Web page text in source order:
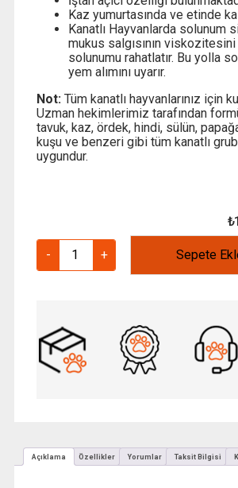
Kaz yumurtasında ve etinde
Kanatlı Hayvanlarda solunum
mukus salgısının
solunumu rahatlatır. Bu yolla
yem alımını uyarır.
Not: Tüm kanatlı hayvanlarınız için
Uzman hekimlerimiz tarafından
tavuk, kaz, ördek, hindi, sülün,
kuşu ve benzeri gibi tüm kanatlı
uygundur.
₺
-
Mentolx
Damla-
1
Adet
adet
+ Sepete
Açıklama Özellikler Yorumlar Taksit Bilgisi